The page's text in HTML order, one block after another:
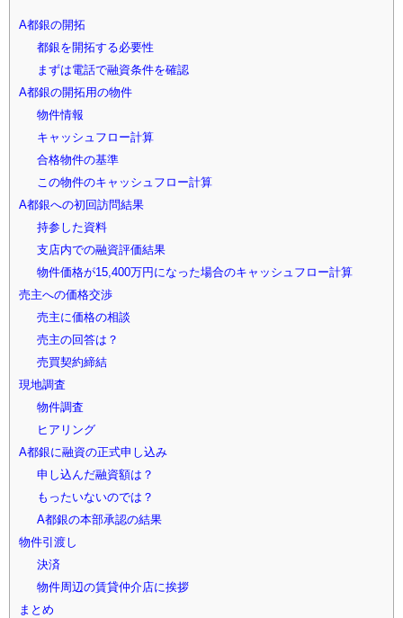
A都銀の開拓
都銀を開拓する必要性
まずは電話で融資条件を確認
A都銀の開拓用の物件
物件情報
キャッシュフロー計算
合格物件の基準
この物件のキャッシュフロー計算
A都銀への初回訪問結果
持参した資料
支店内での融資評価結果
物件価格が15,400万円になった場合のキャッシュフロー計算
売主への価格交渉
売主に価格の相談
売主の回答は？
売買契約締結
現地調査
物件調査
ヒアリング
A都銀に融資の正式申し込み
申し込んだ融資額は？
もったいないのでは？
A都銀の本部承認の結果
物件引渡し
決済
物件周辺の賃貸仲介店に挨拶
まとめ